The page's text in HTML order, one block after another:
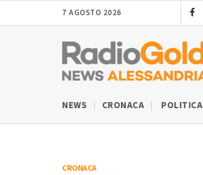
7 AGOSTO 2026
NEWS CRONACA POLITICA
CRONACA